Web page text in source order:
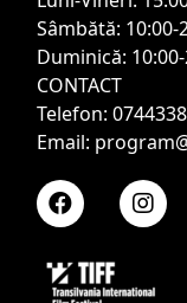
Sâmbătă: 10:00-
Duminică:
CONTACT
Telefon:
Email: